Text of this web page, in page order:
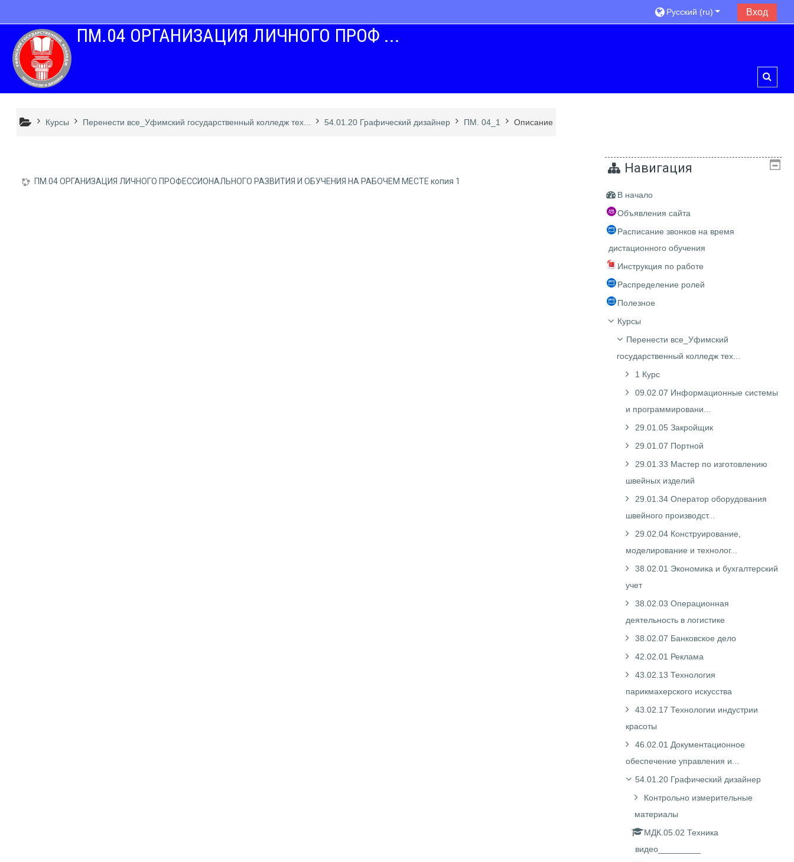
Русский ‎(ru)‎
Вход
ПМ.04 ОРГАНИЗАЦИЯ ЛИЧНОГО ПРОФ ...
Курсы Перенести все_Уфимский государственный колледж тех... 54.01.20 Графический дизайнер ПМ. 04_1 Описание
ПМ.04 ОРГАНИЗАЦИЯ ЛИЧНОГО ПРОФЕССИОНАЛЬНОГО РАЗВИТИЯ И ОБУЧЕНИЯ НА РАБОЧЕМ МЕСТЕ копия 1
Навигация
В начало
Объявления сайта
Расписание звонков на время
дистационного обучения
Инструкция по работе
Распределение ролей
Полезное
Курсы
Перенести все_Уфимский
государственный колледж тех...
1 Курс
09.02.07 Информационные системы
и программировани...
29.01.05 Закройщик
29.01.07 Портной
29.01.33 Мастер по изготовлению
швейных изделий
29.01.34 Оператор оборудования
швейного производст...
29.02.04 Конструирование,
моделирование и технолог...
38.02.01 Экономика и бухгалтерский
учет
38.02.03 Операционная
деятельность в логистике
38.02.07 Банковское дело
42.02.01 Реклама
43.02.13 Технология
парикмахерского искусства
43.02.17 Технологии индустрии
красоты
46.02.01 Документационное
обеспечение управления и...
54.01.20 Графический дизайнер
Контрольно измерительные
материалы
МДК.05.02 Техника
видео_________